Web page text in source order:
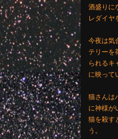
酒盛りに
レダイヤ
今夜は気
テリーを
られるキ
に映って
猫さんは
に神様が
猫を殺す
う。